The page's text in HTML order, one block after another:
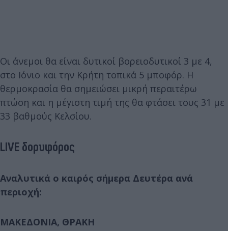
Οι άνεμοι θα είναι δυτικοί βορειοδυτικοί 3 με 4,
στο Ιόνιο και την Κρήτη τοπικά 5 μποφόρ. Η
θερμοκρασία θα σημειώσει μικρή περαιτέρω
πτώση και η μέγιστη τιμή της θα φτάσει τους 31 με
33 βαθμούς Κελσίου.
LIVE δορυφόρος
Αναλυτικά ο καιρός σήμερα Δευτέρα ανά
περιοχή:
ΜΑΚΕΔΟΝΙΑ, ΘΡΑΚΗ